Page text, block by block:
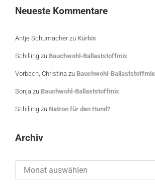
Neueste Kommentare
Antje Schumacherzu Kürbis
Schilling zu Bauchwohl-Ballaststoffmix
Vorbach, Christina zu Bauchwohl-Ballaststoffmix
Sonja zu Bauchwohl-Ballaststoffmix
Schilling zu Natron für den Hund?
Archiv